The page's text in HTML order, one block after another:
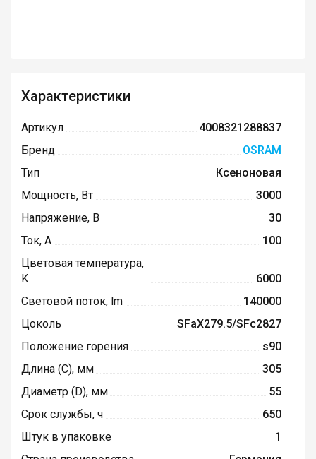
Характеристики
Артикул
4008321288837
Бренд
OSRAM
Тип
Ксеноновая
Мощность, Вт
3000
Напряжение, В
30
Ток, А
100
Цветовая температура,
K
6000
Световой поток, lm
140000
Цоколь
SFaX279.5/SFc2827
Положение горения
s90
Длина (C), мм
305
Диаметр (D), мм
55
Срок службы, ч
650
Штук в упаковке
1